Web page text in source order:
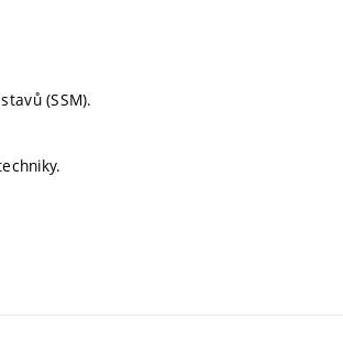
(SSM).